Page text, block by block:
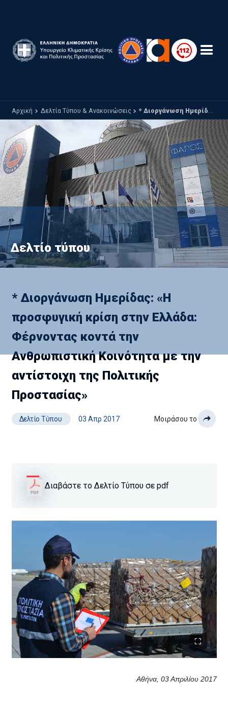
Αρχική Δελτία Τύπου & Ανακοινώσεις * Διοργάνωση Ημερίδας: «Η προσφυγική κρίση στην Ελλάδα: Φέρνοντας κοντά την Ανθρωπιστική Κοινότητα με την αντίστοιχη της Πολιτικής Προστασίας»
Δελτίο τύπου
* Διοργάνωση Ημερίδας: «Η
προσφυγική κρίση στην Ελλάδα:
Φέρνοντας κοντά την
Ανθρωπιστική Κοινότητα με την
αντίστοιχη της Πολιτικής
Προστασίας»
Δελτίο Τύπου 03 Απρ 2017 Μοιράσου το
Διαβάστε το Δελτίο Τύπου σε pdf
Αθήνα, 03 Απριλίου 2017